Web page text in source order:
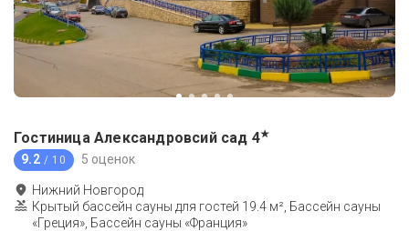
Гостиница Александровсий сад 4★
9.2 / 10 5 оценок
Нижний Новгород
Крытый бассейн сауны для гостей 19.4 м², Бассейн сауны
«Греция», Бассейн сауны «Франция»